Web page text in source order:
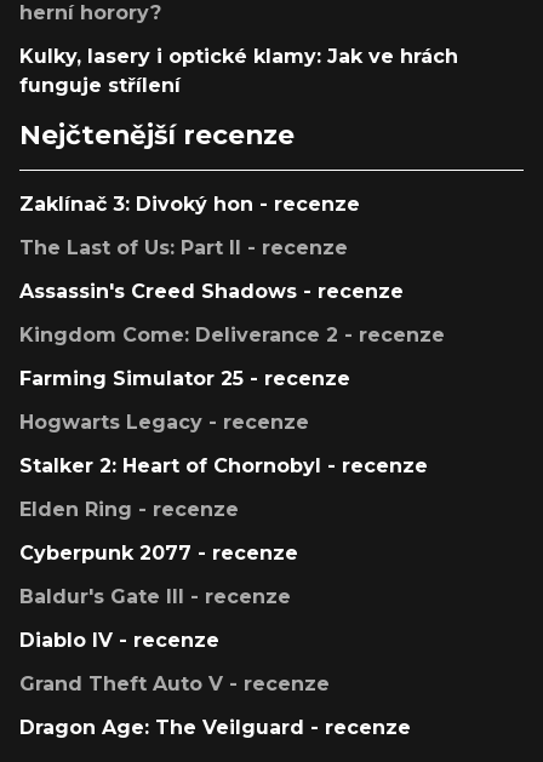
herní horory?
Kulky, lasery i optické klamy: Jak ve hrách
funguje střílení
Nejčtenější recenze
Zaklínač 3: Divoký hon - recenze
The Last of Us: Part II - recenze
Assassin's Creed Shadows - recenze
Kingdom Come: Deliverance 2 - recenze
Farming Simulator 25 - recenze
Hogwarts Legacy - recenze
Stalker 2: Heart of Chornobyl - recenze
Elden Ring - recenze
Cyberpunk 2077 - recenze
Baldur's Gate III - recenze
Diablo IV - recenze
Grand Theft Auto V - recenze
Dragon Age: The Veilguard - recenze